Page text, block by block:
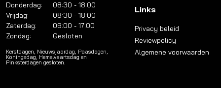
Donderdag:
08:30 - 18:00
Vrijdag:
08:30 - 18:00
Zaterdag:
09:00 - 17:00
Zondag:
Gesloten
Kerstdagen, Nieuwsjaardag, Paasdagen,
Koningsdag, Hemelvaartsdag en
Pinksterdagen gesloten.
Links
Privacy beleid
Reviewpolicy
Algemene voorwaarden